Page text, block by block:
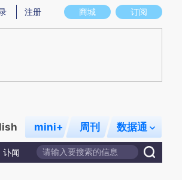
意图存在偏差。不代表财新观点和立场。推荐点击
商城 订阅
注册
mini+ 周刊 数据通
讣闻